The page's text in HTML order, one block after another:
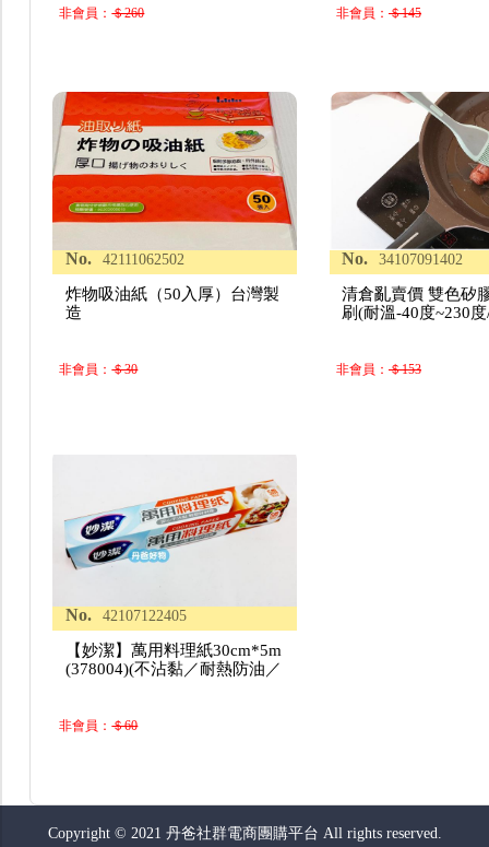
非會員：＄260 非會員： ＄145
No. 42111062502
炸物吸油紙（50入厚）台灣製
造
非會員：＄30
No. 34107091402
清倉亂賣價 雙色矽
刷(耐溫-40度~230
非會員： ＄153
No. 42107122405
【妙潔】萬用料理紙30cm*5m
(378004)(不沾黏／耐熱防油／
非會員：＄60
Copyright © 2021 丹爸社群電商團購平台 All rights reserved.